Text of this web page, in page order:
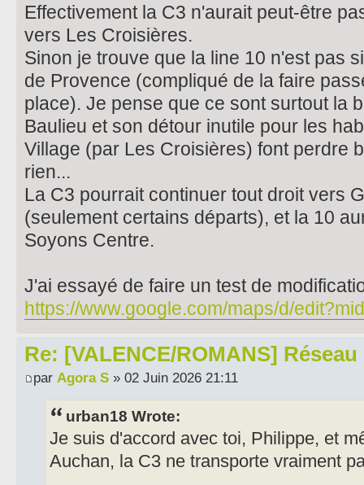
Effectivement la C3 n'aurait peut-être
vers Les Croisières.
Sinon je trouve que la line 10 n'est pas
de Provence (compliqué de la faire
place). Je pense que ce sont surtout la
Baulieu et son détour inutile pour les
Village (par Les Croisières) font perdre
rien...
La C3 pourrait continuer tout droit vers
(seulement certains départs), et la 10
Soyons Centre.
J'ai essayé de faire un test de
https://www.google.com/maps/d/
Re: [VALENCE/ROMANS] Réseau
par Agora S » 02 Juin 2026 21:11
urban18 Wrote:
Je suis d'accord avec toi, Philippe, et
Auchan, la C3 ne transporte vraiment